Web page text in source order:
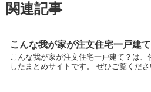
関連記事
こんな我が家が注文住宅一戸建て
こんな我が家が注文住宅一戸建て？は
したまとめサイトです。 ぜひご覧くだ